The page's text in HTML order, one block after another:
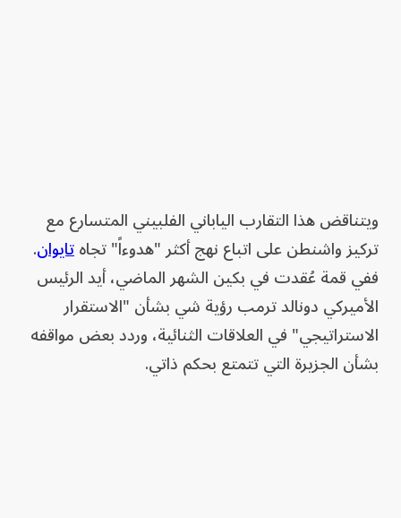
ويتناقض هذا التقارب الياباني الفلبيني المتسارع مع
تركيز واشنطن على اتباع نهج أكثر "هدوءاً" تجاهتايوان.
ففي قمة عُقدت في بكين الشهر الماضي، أيد الرئيس
الأميركي دونالد ترمب رؤية شي بشأن "الاستقرار
الاستراتيجي" في العلاقات الثنائية، وردد بعض مواقفه
بشأن الجزيرة التي تتمتع بحكم ذاتي.